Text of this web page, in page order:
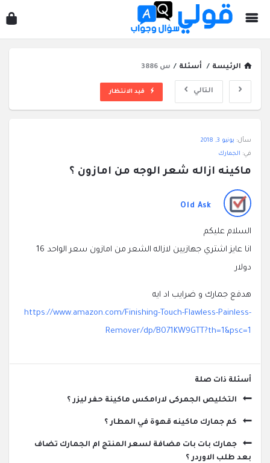
الرئيسة / أسئلة / س 3886
التالي قيد الانتظار
سؤال
وجواب
أسئلة
سأل: يونيو 3, 2018
في: الجمارك
ماكينه ازاله شعر الوجه من امازون ؟
Old Ask
السلام عليكم
انا عايز اشتري جهازيين لازاله الشعر من امازون سعر الواحد 16
دولار
هدفع جمارك و ضرايب اد ايه
https://www.amazon.com/Finishing-Touch-Flawless-Painless-
Remover/dp/B071KW9GTT?th=1&psc=1
‫أسئلة ذات صلة
التخليص الجمركى لارامكس ماكينة حفر ليزر ؟
كم جمارك ماكينه قهوة في المطار ؟
جمارك بات بات مضافة لسعر المنتج ام الجمارك تضاف
بعد طلب الاوردر ؟